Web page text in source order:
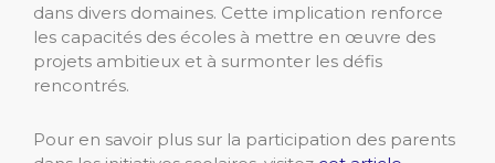
dans divers domaines. Cette implication renforce
les capacités des écoles à mettre en œuvre des
projets ambitieux et à surmonter les défis
rencontrés.
Pour en savoir plus sur la participation des parents